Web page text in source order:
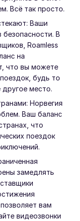
Всё так просто.
Ваши
В
Roamless
на
что вы можете
будь то
место.
Норвегия
Ваш баланс
что
поездок
замедлять
вам
видеозвонки